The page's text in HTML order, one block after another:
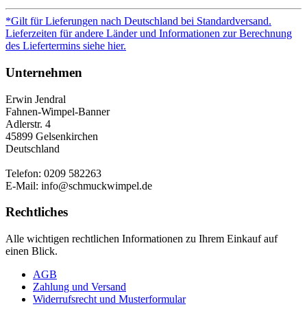
*Gilt für Lieferungen nach Deutschland bei Standardversand.
Lieferzeiten für andere Länder und Informationen zur Berechnung
des Liefertermins siehe hier.
Unternehmen
Erwin Jendral
Fahnen-Wimpel-Banner
Adlerstr. 4
45899 Gelsenkirchen
Deutschland
Telefon: 0209 582263
E-Mail: info@schmuckwimpel.de
Rechtliches
Alle wichtigen rechtlichen Informationen zu Ihrem Einkauf auf
einen Blick.
AGB
Zahlung und Versand
Widerrufsrecht und Musterformular